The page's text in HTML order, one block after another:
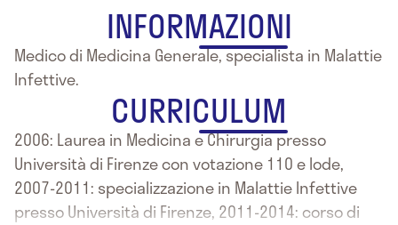
INFORMAZIONI
Medico di Medicina Generale, specialista in Malattie
Infettive.
CURRICULUM
2006: Laurea in Medicina e Chirurgia presso
Università di Firenze con votazione 110 e lode,
2007-2011: specializzazione in Malattie Infettive
presso Università di Firenze, 2011-2014: corso di